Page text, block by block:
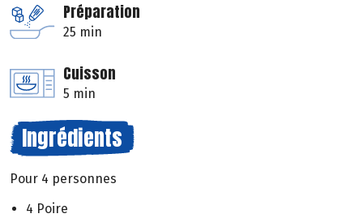
Préparation
25 min
Cuisson
5 min
Ingrédients
Pour 4 personnes
4 Poire